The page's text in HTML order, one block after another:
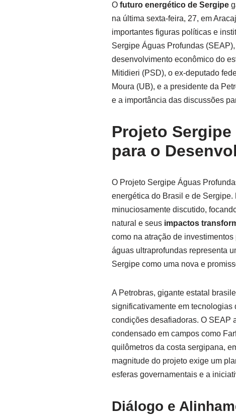
O futuro energético de Sergipe
na última sexta-feira, 27, em
importantes figuras políticas e
Sergipe Águas Profundas
desenvolvimento econômico do
Mitidieri (PSD), o ex-deputado
Moura (UB), e a presidente da
e a importância das discussões
Projeto
para o
O Projeto Sergipe Águas
energética do Brasil e de
minuciosamente discutido,
natural e seus impactos
como na atração de
águas ultraprofundas representa
Sergipe como uma nova e
A Petrobras, gigante estatal
significativamente em
condições desafiadoras. O SEAP
condensado em campos como
quilômetros da costa sergipana,
magnitude do projeto exige um
esferas governamentais e a
Diálogo e